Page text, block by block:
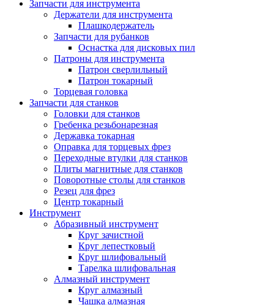
Запчасти для инструмента
Держатели для инструмента
Плашкодержатель
Запчасти для рубанков
Оснастка для дисковых пил
Патроны для инструмента
Патрон сверлильный
Патрон токарный
Торцевая головка
Запчасти для станков
Головки для станков
Гребенка резьбонарезная
Державка токарная
Оправка для торцевых фрез
Переходные втулки для станков
Плиты магнитные для станков
Поворотные столы для станков
Резец для фрез
Центр токарный
Инструмент
Абразивный инструмент
Круг зачистной
Круг лепестковый
Круг шлифовальный
Тарелка шлифовальная
Алмазный инструмент
Круг алмазный
Чашка алмазная